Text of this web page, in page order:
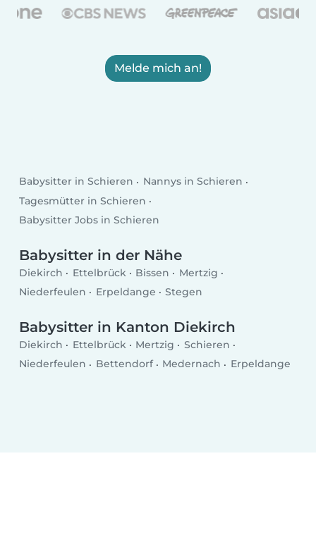
Melde mich an!
Babysitter in Schieren
Nannys in Schieren
Tagesmütter in Schieren
Babysitter Jobs in Schieren
Babysitter in der Nähe
Diekirch Ettelbrück Bissen
Mertzig
Niederfeulen
Erpeldange Stegen
Babysitter in Kanton Diekirch
Diekirch Ettelbrück Mertzig
Schieren
Niederfeulen
Bettendorf Medernach Erpeldange